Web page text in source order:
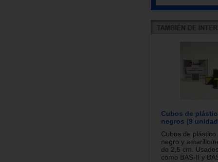
Cubos de
negros (9
Cubos de
negro y amarillo/
de 2,5 cm.
como BAS-II y